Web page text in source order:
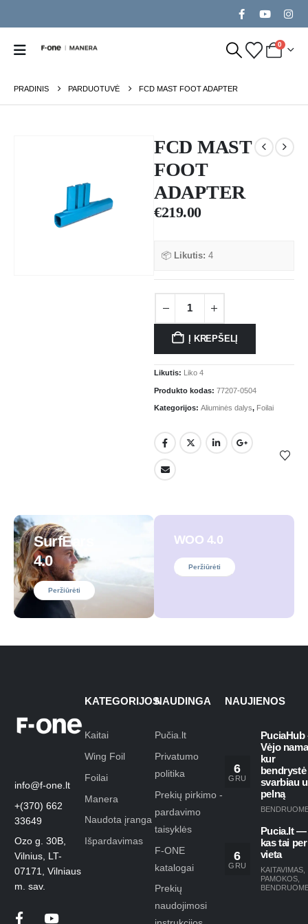
0
PRADINIS PARDUOTUVĖ FCD MAST FOOT ADAPTER
FCD MAST
FOOT
ADAPTER
€219.00
📦 Likutis: 4
Į KREPŠELĮ
Likutis: Liko 4
Produkto kodas: 77207-0504
Kategorijos: Aliuminės dalys, Foilai
SurfEars
4.0
Peržiūrėti
WOO 4.0
Peržiūrėti
info@f-one.lt
+(370) 662
33649
Ozo g. 30B,
Vilnius, LT-
07171, Vilniaus
m. sav.
KATEGORIJOS
Kaitai
Wing Foil
Foilai
Manera
Naudota įranga
Išpardavimas
NAUDINGA
Pučia.lt
Privatumo
politika
Prekių pirkimo -
pardavimo
taisyklės
F-ONE
katalogai
Prekių
naudojimosi
NAUJIENOS
6
GRU
PuciaHub
Vėjo
kur
bendrystė
svarbiau
pelną
6
GRU
Pucia.lt —
kas tai per
vieta
KAITAVIMAS
PAMOKOS